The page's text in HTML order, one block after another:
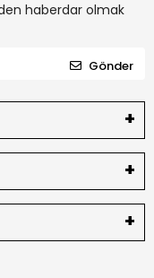
haberdar olmak
Gönder